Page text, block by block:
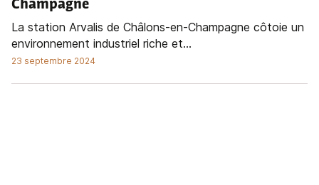
Champagne
La station Arvalis de Châlons-en-Champagne côtoie un
environnement industriel riche et...
23 septembre 2024